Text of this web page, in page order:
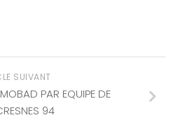
SUIVANT
PAR EQUIPE DE
94